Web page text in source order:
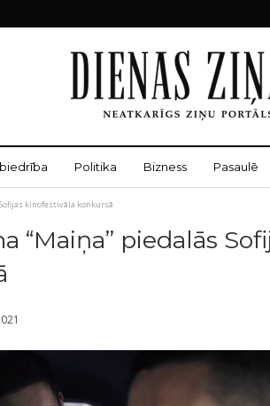
Politika Bizness Pasaulē
kinofestivāla konkursā
“Maiņa” piedalās